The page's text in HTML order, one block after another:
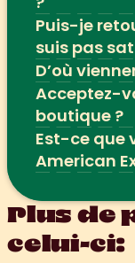
Puis-je
suis pas
D’où
Acceptez-
boutique ?
Est-ce que
American
Plus de
celui-ci: